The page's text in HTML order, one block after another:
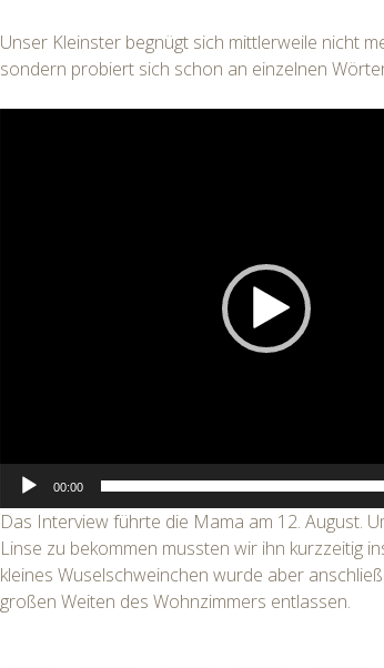
Unser Kleinster begnügt sich mittlerweile nicht
sondern probiert sich schon an einzelnen
00:00
Das Interview führte die Mama am 12. August.
Linse zu bekommen mussten wir ihn kurzzeitig
kleines Wuselschweinchen wurde aber
großen Weiten des Wohnzimmers entlassen.